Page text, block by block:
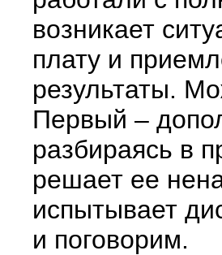
возникает
плату и
результаты.
Первый –
разбираясь в
решает ее
испытывает
и поговорим.